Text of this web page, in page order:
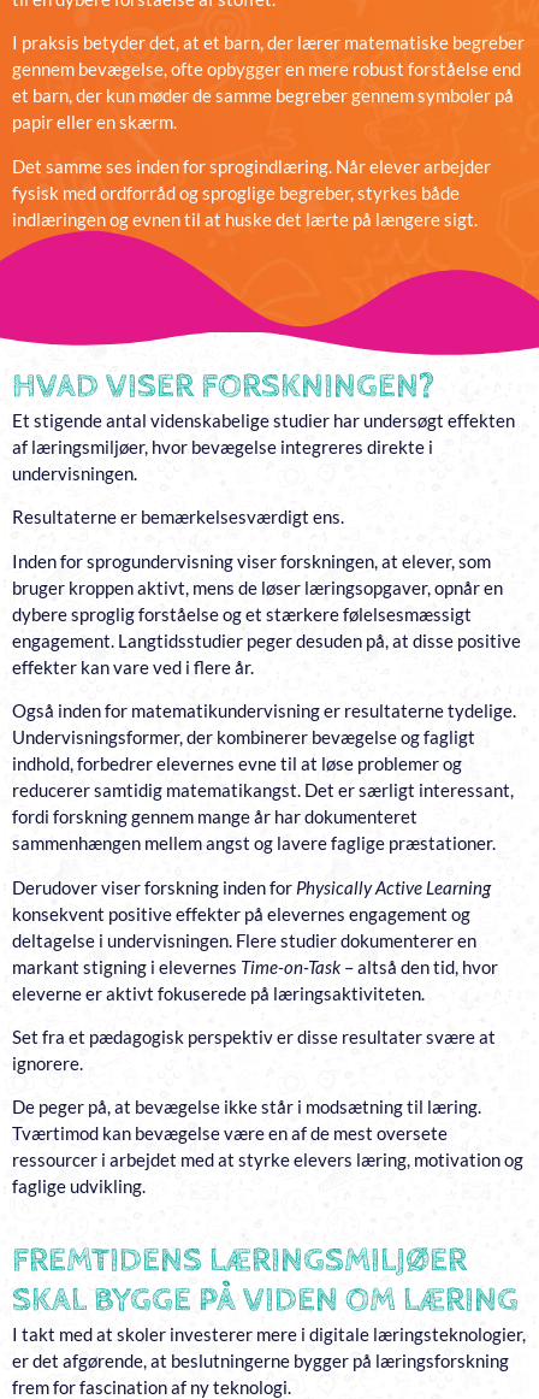
I praksis betyder det, at et barn, der lærer matematiske begreber
gennem bevægelse, ofte opbygger en mere robust forståelse end
et barn, der kun møder de samme begreber gennem symboler på
papir eller en skærm.
Det samme ses inden for sprogindlæring. Når elever arbejder
fysisk med ordforråd og sproglige begreber, styrkes både
indlæringen og evnen til at huske det lærte på længere sigt.
HVAD VISER FORSKNINGEN?
Et stigende antal videnskabelige studier har undersøgt effekten
af læringsmiljøer, hvor bevægelse integreres direkte i
undervisningen.
Resultaterne er bemærkelsesværdigt ens.
Inden for sprogundervisning viser forskningen, at elever, som
bruger kroppen aktivt, mens de løser læringsopgaver, opnår en
dybere sproglig forståelse og et stærkere følelsesmæssigt
engagement. Langtidsstudier peger desuden på, at disse positive
effekter kan vare ved i flere år.
Også inden for matematikundervisning er resultaterne tydelige.
Undervisningsformer, der kombinerer bevægelse og fagligt
indhold, forbedrer elevernes evne til at løse problemer og
reducerer samtidig matematikangst. Det er særligt interessant,
fordi forskning gennem mange år har dokumenteret
sammenhængen mellem angst og lavere faglige præstationer.
Derudover viser forskning inden for Physically Active Learning
konsekvent positive effekter på elevernes engagement og
deltagelse i undervisningen. Flere studier dokumenterer en
markant stigning i elevernes Time-on-Task – altså den tid, hvor
eleverne er aktivt fokuserede på læringsaktiviteten.
Set fra et pædagogisk perspektiv er disse resultater svære at
ignorere.
De peger på, at bevægelse ikke står i modsætning til læring.
Tværtimod kan bevægelse være en af de mest oversete
ressourcer i arbejdet med at styrke elevers læring, motivation og
faglige udvikling.
FREMTIDENS LÆRINGSMILJØER
SKAL BYGGE PÅ VIDEN OM LÆRING
I takt med at skoler investerer mere i digitale læringsteknologier,
er det afgørende, at beslutningerne bygger på læringsforskning
frem for fascination af ny teknologi.